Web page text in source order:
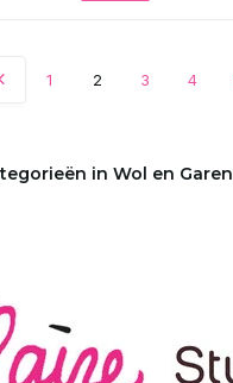
1 2 3 4
in Wol en Garen